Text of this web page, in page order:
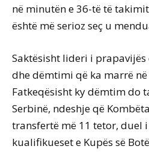
në minutën e 36-të të
është më serioz seç u
Saktësisht lideri i
dhe dëmtimi që ka marrë
Fatkeqësisht ky dëmtim do
Serbinë, ndeshje që
transfertë më 11 tetor, duel
kualifikueset e Kupës së